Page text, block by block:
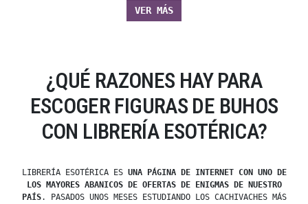
VER MÁS
¿QUÉ RAZONES HAY PARA
ESCOGER FIGURAS DE BUHOS
CON LIBRERÍA ESOTÉRICA?
LIBRERÍA ESOTÉRICA ES UNA PÁGINA DE INTERNET CON UNO DE
LOS MAYORES ABANICOS DE OFERTAS DE ENIGMAS DE NUESTRO
PAÍS. PASADOS UNOS MESES ESTUDIANDO LOS CACHIVACHES MÁS